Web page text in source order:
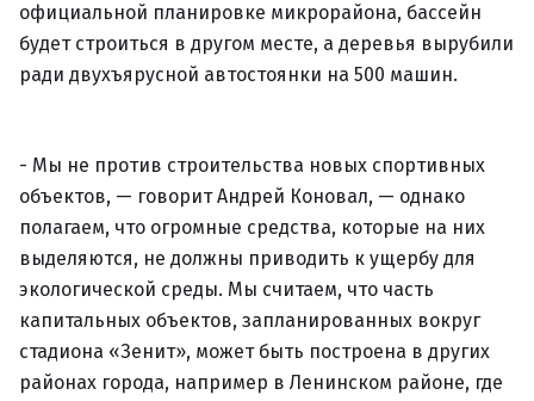
официальной планировке микрорайона, бассейн
будет строиться в другом месте, а деревья вырубили
ради двухъярусной автостоянки на 500 машин.
- Мы не против строительства новых спортивных
объектов, — говорит Андрей Коновал, — однако
полагаем, что огромные средства, которые на них
выделяются, не должны приводить к ущербу для
экологической среды. Мы считаем, что часть
капитальных объектов, запланированных вокруг
стадиона «Зенит», может быть построена в других
районах города, например в Ленинском районе, где